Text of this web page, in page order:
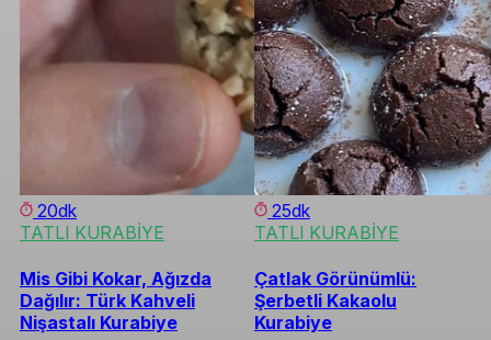
20dk
TATLI KURABİYE
Mis Gibi Kokar, Ağızda
Dağılır: Türk Kahveli
Nişastalı Kurabiye
25dk
TATLI KURABİYE
Çatlak Görünümlü:
Şerbetli Kakaolu
Kurabiye